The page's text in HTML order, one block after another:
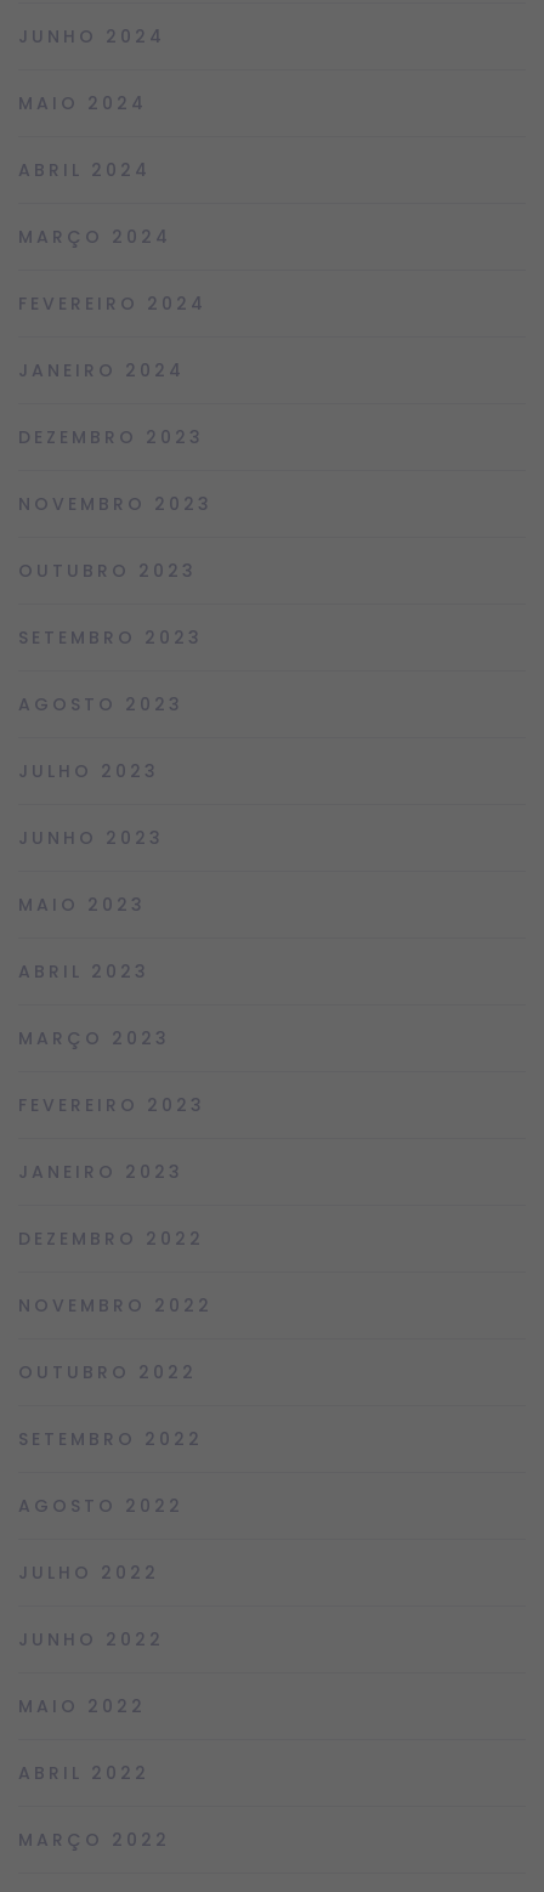
JUNHO 2024
MAIO 2024
ABRIL 2024
MARÇO 2024
FEVEREIRO 2024
JANEIRO 2024
DEZEMBRO 2023
NOVEMBRO 2023
OUTUBRO 2023
SETEMBRO 2023
AGOSTO 2023
JULHO 2023
JUNHO 2023
MAIO 2023
ABRIL 2023
MARÇO 2023
FEVEREIRO 2023
JANEIRO 2023
DEZEMBRO 2022
NOVEMBRO 2022
OUTUBRO 2022
SETEMBRO 2022
AGOSTO 2022
JULHO 2022
JUNHO 2022
MAIO 2022
ABRIL 2022
MARÇO 2022